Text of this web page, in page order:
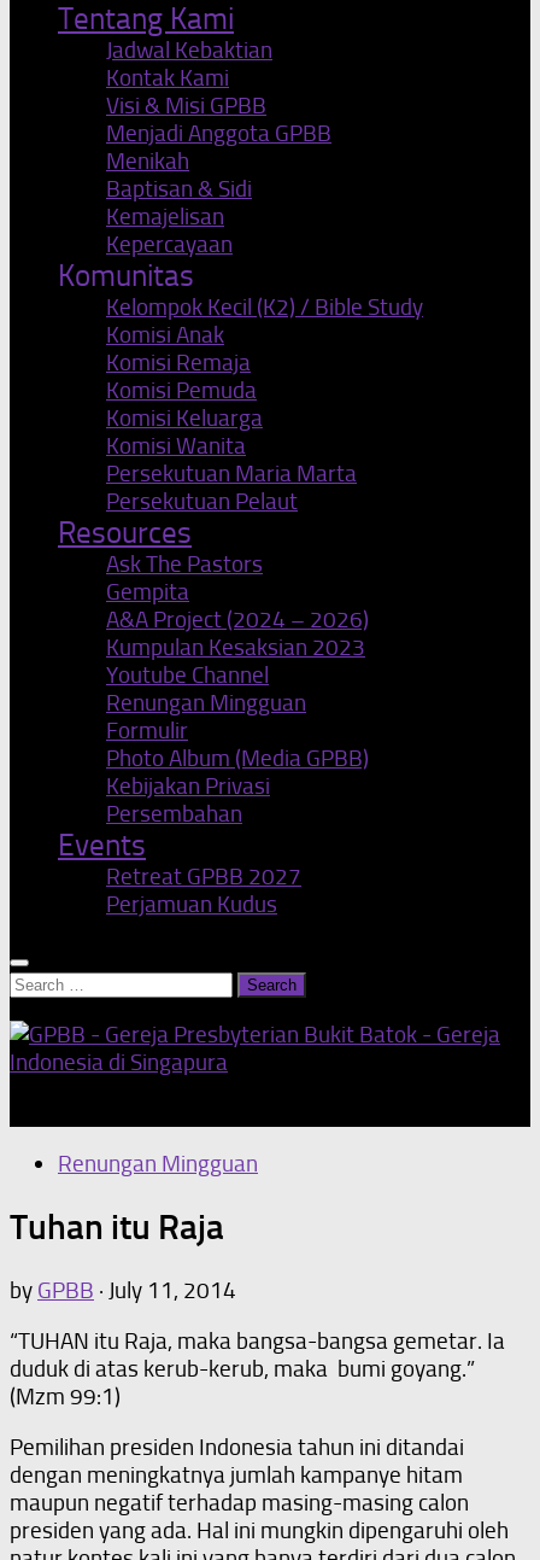
Tentang Kami
Jadwal Kebaktian
Kontak Kami
Visi & Misi GPBB
Menjadi Anggota GPBB
Menikah
Baptisan & Sidi
Kemajelisan
Kepercayaan
Komunitas
Kelompok Kecil (K2) / Bible Study
Komisi Anak
Komisi Remaja
Komisi Pemuda
Komisi Keluarga
Komisi Wanita
Persekutuan Maria Marta
Persekutuan Pelaut
Resources
Ask The Pastors
Gempita
A&A Project (2024 – 2026)
Kumpulan Kesaksian 2023
Youtube Channel
Renungan Mingguan
Formulir
Photo Album (Media GPBB)
Kebijakan Privasi
Persembahan
Events
Retreat GPBB 2027
Perjamuan Kudus
Search
Renungan Mingguan
Tuhan itu Raja
by GPBB · July 11, 2014
“TUHAN itu Raja, maka bangsa-bangsa gemetar. Ia
duduk di atas kerub-kerub, maka bumi goyang.”
(Mzm 99:1)
Pemilihan presiden Indonesia tahun ini ditandai
dengan meningkatnya jumlah kampanye hitam
maupun negatif terhadap masing-masing calon
presiden yang ada. Hal ini mungkin dipengaruhi oleh